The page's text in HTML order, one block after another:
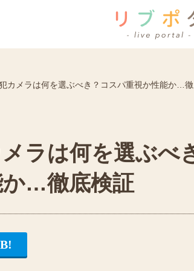
カメラは何を選ぶべき？コスパ重視か性能か…
ラは何を選ぶべ
か…徹底検証